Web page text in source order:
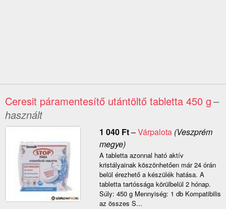
Ceresit páramentesítő utántöltő tabletta 450 g–
használt
1 040 Ft–Várpalota(Veszprém
megye)
A tabletta azonnal ható aktív
kristályainak köszönhetően már 24 órán
belül érezhető a készülék hatása. A
tabletta tartóssága körülbelül 2 hónap.
Súly: 450 g Mennyiség: 1 db Kompatibilis
az összes S...